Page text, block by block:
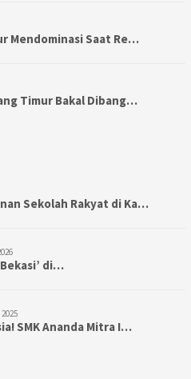
Mendominasi Saat Re…
Timur Bakal Dibang…
Sekolah Rakyat di Ka…
di…
SMK Ananda Mitra I…